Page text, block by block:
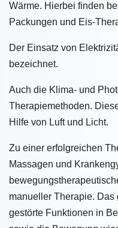
Wärme. Hierbei finden
Packungen und Eis-
Der Einsatz von
bezeichnet.
Auch die Klima- und
Therapiemethoden.
Hilfe von Luft und Licht.
Zu einer erfolgreichen
Massagen und
manueller Therapie.
gestörte Funktionen in